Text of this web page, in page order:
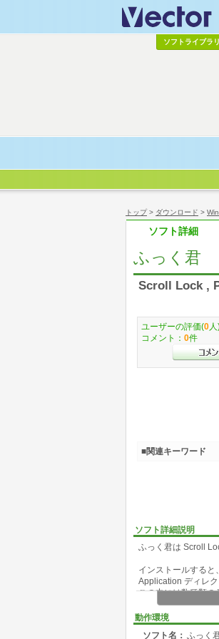
トップ> ダウンロード >
ソフト詳細
ふっく君
Scroll Lock ,
ソフト詳細説明
ふっく君は Scroll
インストールすると
Application ディレク
この中には数種類の
ショートカットが
初期状態では、この
動作環境
ソフト名： ふっく
ユーザーの評価(0 人
コメント： 0件
■関連キーワード
ソフトライブラリ